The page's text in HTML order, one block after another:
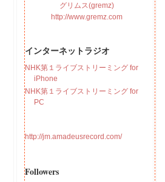
グリムス(gremz)
http://www.gremz.com
インターネットラジオ
NHK第１ライブストリーミング for
iPhone
NHK第１ライブストリーミング for
PC
http://jm.amadeusrecord.com/
Followers